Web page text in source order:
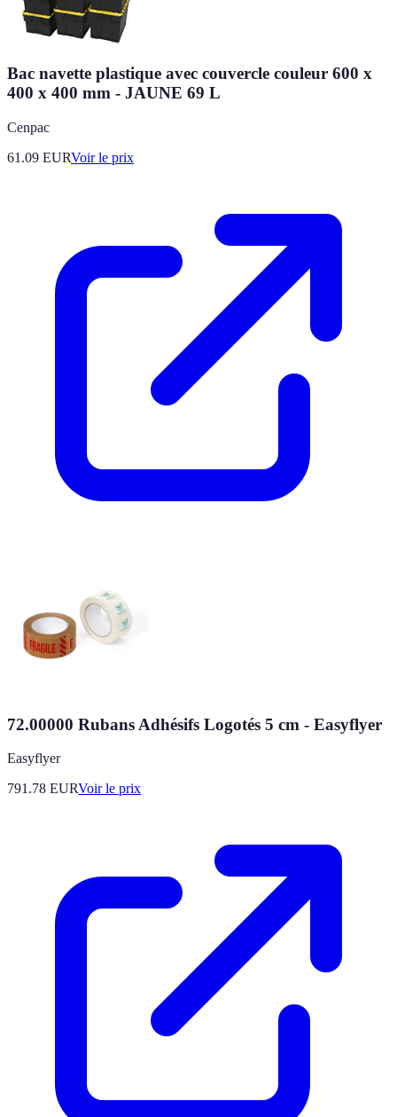
Bac navette plastique avec couvercle couleur 600 x
400 x 400 mm - JAUNE 69 L
Cenpac
61.09 EURVoir le prix
72.00000 Rubans Adhésifs Logotés 5 cm - Easyflyer
Easyflyer
791.78 EURVoir le prix